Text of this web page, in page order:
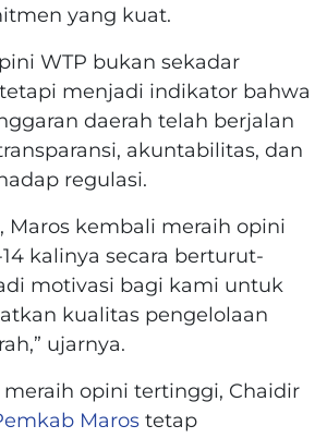
yang kuat.
WTP bukan sekadar
menjadi indikator bahwa
daerah telah berjalan
akuntabilitas, dan
regulasi.
Maros kembali meraih opini
kalinya secara berturut-
motivasi bagi kami untuk
kualitas pengelolaan
ujarnya.
opini tertinggi, Chaidir
Maros tetap